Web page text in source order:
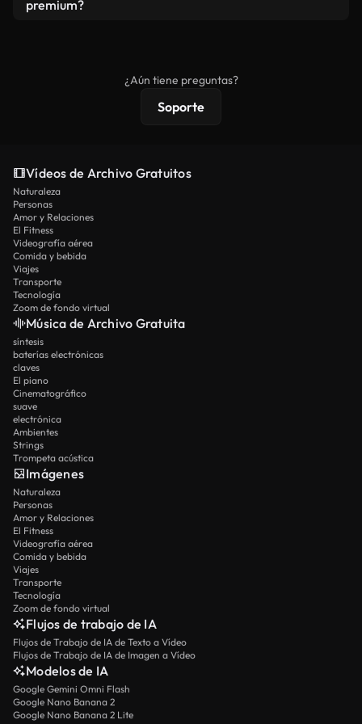
premium?
protecciones de licencia extendidas.
¿Aún tiene preguntas?
Soporte
Vídeos de Archivo Gratuitos
Naturaleza
Personas
Amor y Relaciones
El Fitness
Videografía aérea
Comida y bebida
Viajes
Transporte
Tecnología
Zoom de fondo virtual
Música de Archivo Gratuita
síntesis
baterías electrónicas
claves
El piano
Cinematográfico
suave
electrónica
Ambientes
Strings
Trompeta acústica
Imágenes
Naturaleza
Personas
Amor y Relaciones
El Fitness
Videografía aérea
Comida y bebida
Viajes
Transporte
Tecnología
Zoom de fondo virtual
Flujos de trabajo de IA
Flujos de Trabajo de IA de Texto a Vídeo
Flujos de Trabajo de IA de Imagen a Vídeo
Modelos de IA
Google Gemini Omni Flash
Google Nano Banana 2
Google Nano Banana 2 Lite